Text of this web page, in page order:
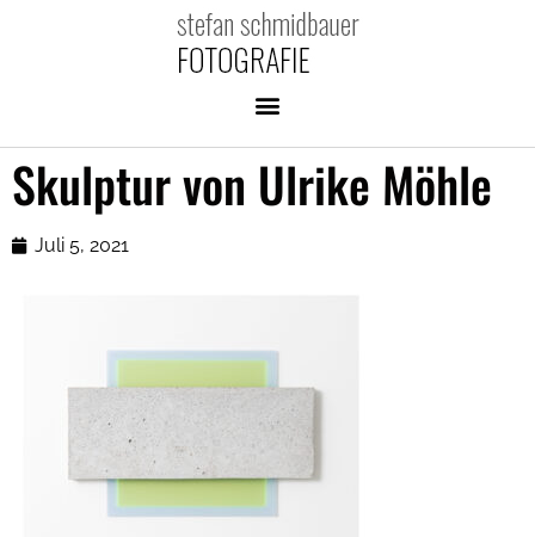
Skulptur von Ulrike Möhle
Juli 5, 2021